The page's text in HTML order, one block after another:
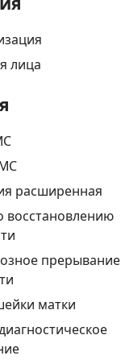
лица
расширенная
восстановлению
прерывание
матки